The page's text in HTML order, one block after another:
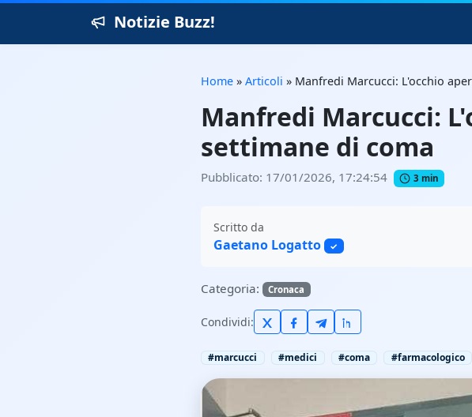
Notizie Buzz!
Home » Articoli » Manfredi Marcucci: L'occhio
Manfredi Marcucci:
settimane di coma
Pubblicato: 17/01/2026, 17:24:54 3 min
Scritto da
Gaetano Logatto ✓
Categoria: Cronaca
Condividi:
#marcucci #medici #coma #farmacologico